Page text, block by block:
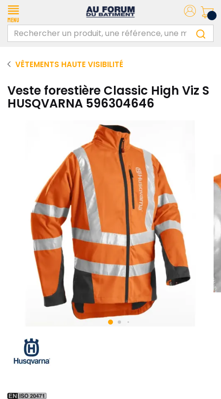
Menu
VÊTEMENTS HAUTE VISIBILITÉ
Veste forestière Classic High Viz S
HUSQVARNA 596304646